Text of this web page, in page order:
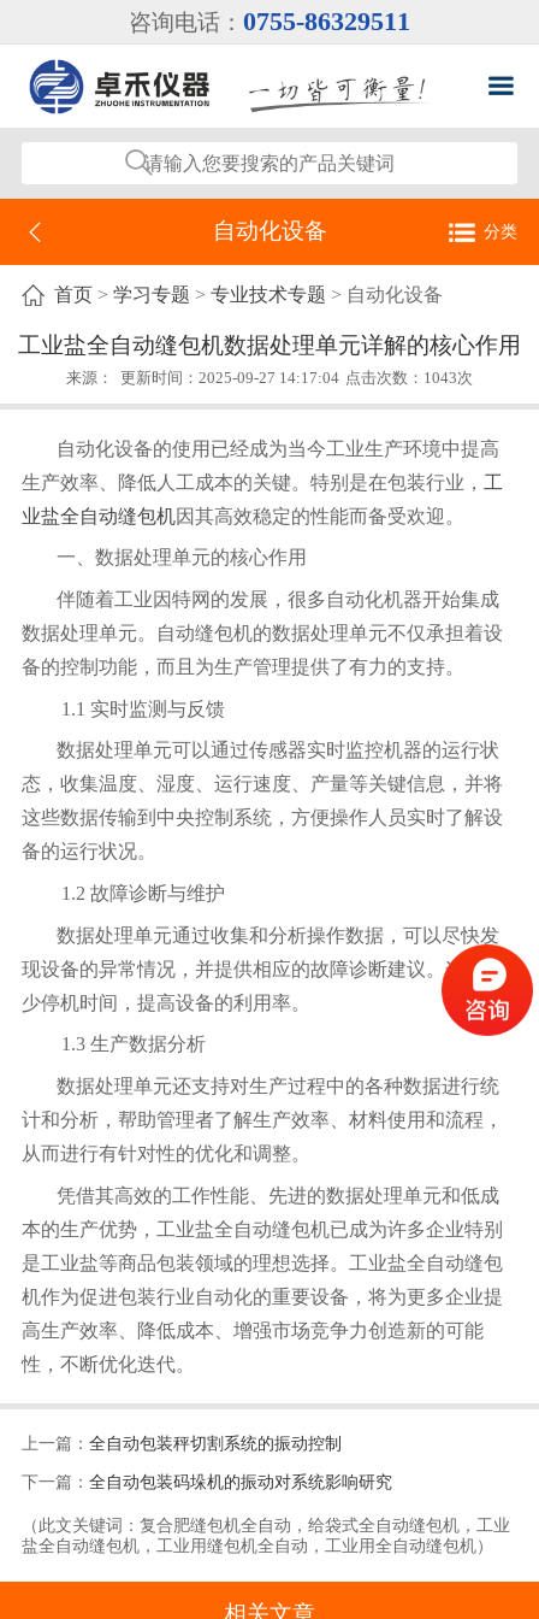
咨询电话： 0755-86329511
自动化设备 分类
自动化设备
工业自动化称重仪表
工业自动化测力仪表
首页> 学习专题 > 专业技术专题 > 自动化设备
工业盐全自动缝包机数据处理单元详解的核心作用
来源： 更新时间：2025-09-27 14:17:04 点击次数：1043次
自动化设备的使用已经成为当今工业生产环境中提高
生产效率、降低人工成本的关键。特别是在包装行业， 工
业盐全自动缝包机因其高效稳定的性能而备受欢迎。
一、数据处理单元的核心作用
伴随着工业因特网的发展，很多自动化机器开始集成
数据处理单元。自动缝包机的数据处理单元不仅承担着设
备的控制功能，而且为生产管理提供了有力的支持。
1.1 实时监测与反馈
数据处理单元可以通过传感器实时监控机器的运行状
态，收集温度、湿度、运行速度、产量等关键信息，并将
这些数据传输到中央控制系统，方便操作人员实时了解设
备的运行状况。
1.2 故障诊断与维护
数据处理单元通过收集和分析操作数据，可以尽快发
现设备的异常情况，并提供相应的故障诊断建议。这能减
少停机时间，提高设备的利用率。
1.3 生产数据分析
数据处理单元还支持对生产过程中的各种数据进行统
计和分析，帮助管理者了解生产效率、材料使用和流程，
从而进行有针对性的优化和调整。
凭借其高效的工作性能、先进的数据处理单元和低成
本的生产优势，工业盐全自动缝包机已成为许多企业特别
是工业盐等商品包装领域的理想选择。工业盐全自动缝包
机作为促进包装行业自动化的重要设备，将为更多企业提
高生产效率、降低成本、增强市场竞争力创造新的可能
性，不断优化迭代。
上一篇： 全自动包装秤切割系统的振动控制
下一篇： 全自动包装码垛机的振动对系统影响研究
（此文关键词：复合肥缝包机全自动，给袋式全自动缝包机，工业
盐全自动缝包机，工业用缝包机全自动，工业用全自动缝包机）
相关文章